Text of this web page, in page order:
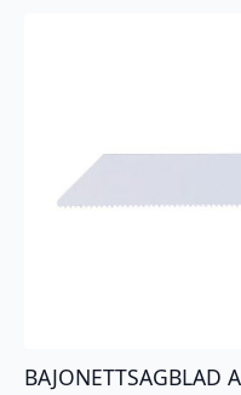
BAJONETTSAGBLAD